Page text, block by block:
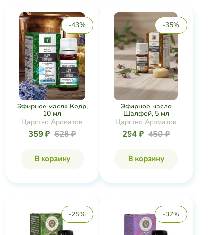
-43%
Эфирное масло Кедр,
10 мл
Царство Ароматов
359 ₽ 628 ₽
В корзину
-35%
Эфирное масло
Шалфей, 5 мл
Царство Ароматов
294 ₽ 450 ₽
В корзину
-25% -37%